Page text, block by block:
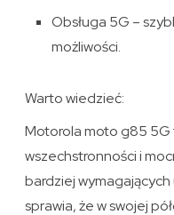
Obsługa 5G –
możliwości.
Warto wiedzieć:
Motorola moto g85
wszechstronności i
bardziej
sprawia, że w swojej